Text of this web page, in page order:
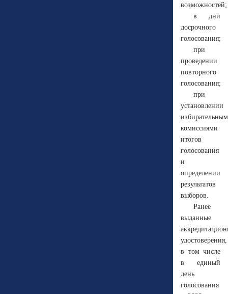
возможностей;
в дни
досрочного
голосования;
при
проведении
повторного
голосования;
при
установлении
комиссиями
итогов
голосования
и
определении
результатов
выборов.
Ранее
выданные
удостоверения,
в том числе
в единый
день
голосования